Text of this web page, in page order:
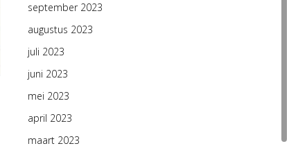
september 2023
augustus 2023
juli 2023
juni 2023
mei 2023
april 2023
maart 2023